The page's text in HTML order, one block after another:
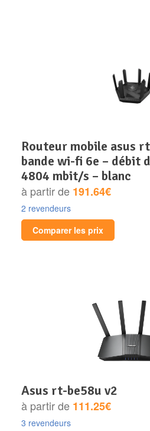
routeur mobile asus rt-axe7800 – tri-
bande wi-fi 6e – débit
4804 mbit/s – blanc
à partir de 191.64€
2 revendeurs
Comparer les prix
asus rt-be58u v2
à partir de 111.25€
3 revendeurs